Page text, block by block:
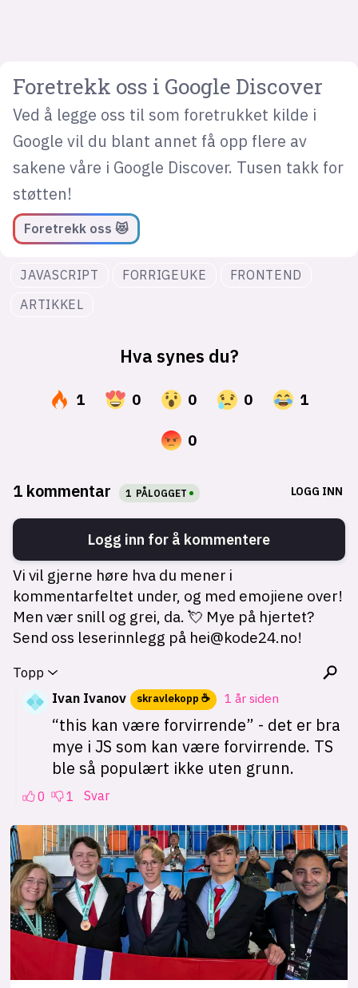
Foretrekk oss i Google Discover
Ved å legge oss til som foretrukket kilde i
Google vil du blant annet få opp flere av
sakene våre i Google Discover. Tusen takk for
støtten!
Foretrekk oss 😻
JAVASCRIPT FORRIGEUKE
FRONTEND
ARTIKKEL